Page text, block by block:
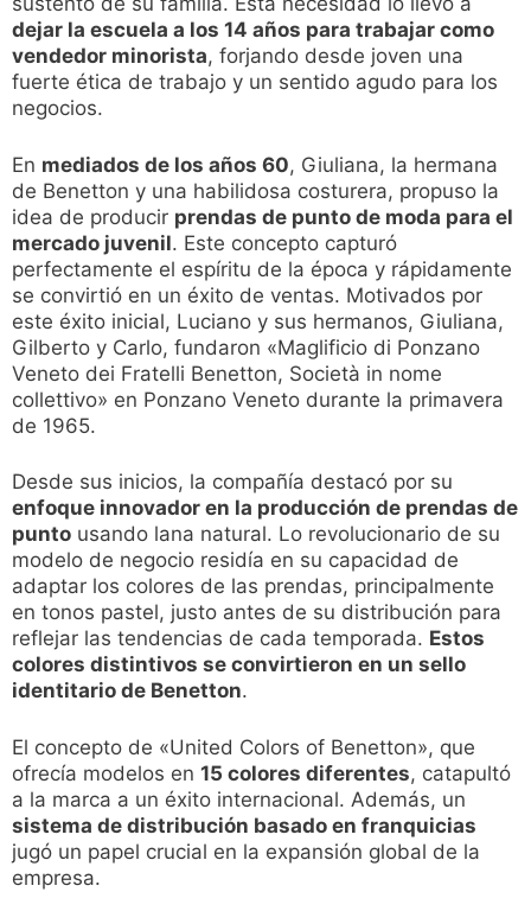
dejar la escuela a los 14 años para trabajar como
vendedor minorista, forjando desde joven una
fuerte ética de trabajo y un sentido agudo para los
negocios.
En mediados de los años 60, Giuliana, la hermana
de Benetton y una habilidosa costurera, propuso la
idea de producir prendas de punto de moda para el
mercado juvenil. Este concepto capturó
perfectamente el espíritu de la época y rápidamente
se convirtió en un éxito de ventas. Motivados por
este éxito inicial, Luciano y sus hermanos, Giuliana,
Gilberto y Carlo, fundaron «Maglificio di Ponzano
Veneto dei Fratelli Benetton, Società in nome
collettivo» en Ponzano Veneto durante la primavera
de 1965.
Desde sus inicios, la compañía destacó por su
enfoque innovador en la producción de prendas de
punto usando lana natural. Lo revolucionario de su
modelo de negocio residía en su capacidad de
adaptar los colores de las prendas, principalmente
en tonos pastel, justo antes de su distribución para
reflejar las tendencias de cada temporada. Estos
colores distintivos se convirtieron en un sello
identitario de Benetton.
El concepto de «United Colors of Benetton», que
ofrecía modelos en 15 colores diferentes, catapultó
a la marca a un éxito internacional. Además, un
sistema de distribución basado en franquicias
jugó un papel crucial en la expansión global de la
empresa.